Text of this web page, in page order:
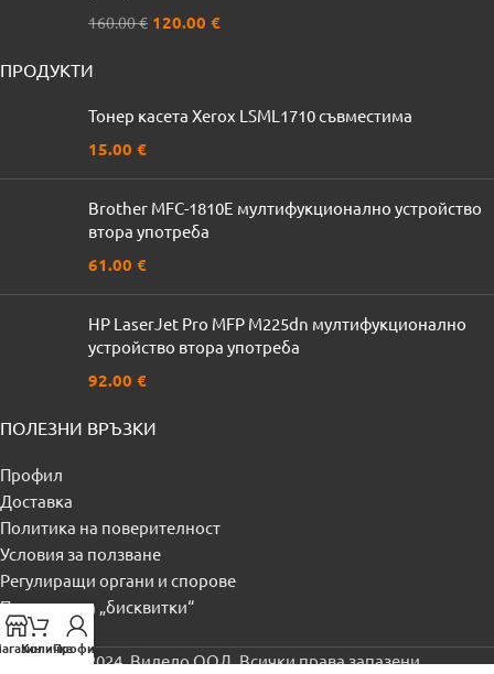
160.00€ 120.00 €
ПРОДУКТИ
Тонер касета Xerox LSML1710 съвместима
15.00 €
Brother MFC-1810Е мултифукционално устройство
втора употреба
61.00 €
HP LaserJet Pro MFP M225dn мултифукционално
устройство втора употреба
92.00 €
ПОЛЕЗНИ ВРЪЗКИ
Профил
Доставка
Политика на поверителност
Условия за ползване
Регулиращи органи и спорове
Политика за „бисквитки“
Контакти
© 2024, Видело ООД. Всички права запазени.
КоличкаПрофил